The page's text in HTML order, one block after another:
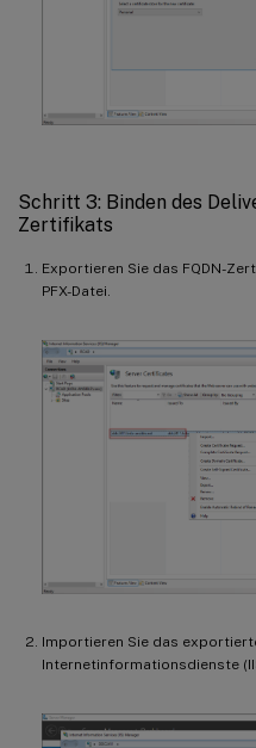
Schritt 3: Binden des
Zertifikats
Exportieren Sie das FQDN-
PFX-Datei.
Importieren Sie das
Internetinformationsdienste